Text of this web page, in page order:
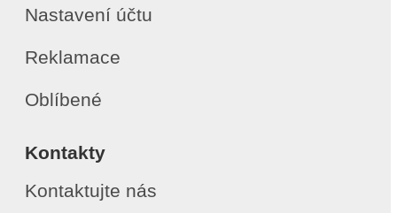
Nastavení účtu
Reklamace
Oblíbené
Kontakty
Kontaktujte nás